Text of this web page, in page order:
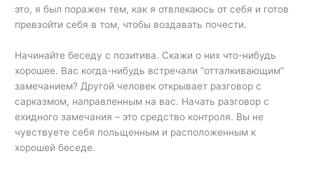
это, я был поражен тем, как я отвлекаюсь от себя и готов
превзойти себя в том, чтобы воздавать почести.
Начинайте беседу с позитива. Скажи о них что-нибудь
хорошее. Вас когда-нибудь встречали “отталкивающим”
замечанием? Другой человек открывает разговор с
сарказмом, направленным на вас. Начать разговор с
ехидного замечания – это средство контроля. Вы не
чувствуете себя польщенным и расположенным к
хорошей беседе.